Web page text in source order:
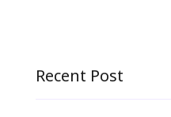
Recent Post